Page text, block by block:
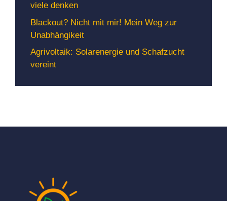
viele denken
Blackout? Nicht mit mir! Mein Weg zur
Unabhängikeit
Agrivoltaik: Solarenergie und Schafzucht
vereint